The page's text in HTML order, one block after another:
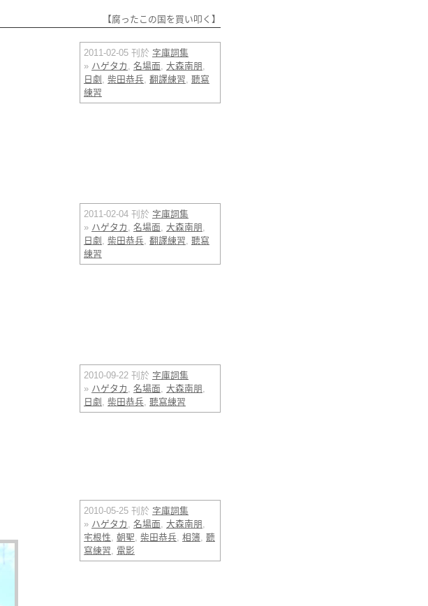
【腐ったこの国を買い叩く】
2011-02-05 刊於 字庫詞集
» ハゲタカ , 名場面, 大森南朋 ,
日劇 , 柴田恭兵, 翻譯練習, 聽寫
練習
2011-02-04 刊於 字庫詞集
» ハゲタカ , 名場面, 大森南朋 ,
日劇 , 柴田恭兵, 翻譯練習, 聽寫
練習
2010-09-22 刊於 字庫詞集
» ハゲタカ , 名場面, 大森南朋 ,
日劇 , 柴田恭兵, 聽寫練習
2010-05-25 刊於 字庫詞集
» ハゲタカ 名場面 大森南朋
宅根性 朝聖 柴田恭兵 相簿 聽
寫練習
電影